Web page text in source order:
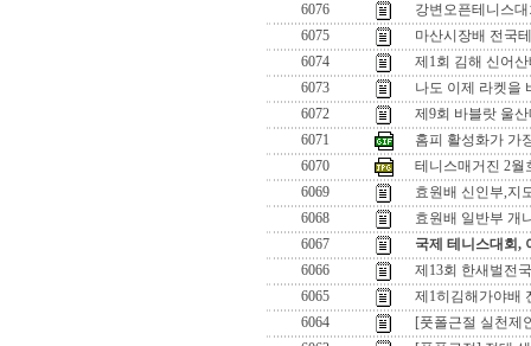
6076
강변오픈테니스
6075
마산시장배 전국
6074
제1회 김해 신어
6073
나도 이제 라켓을
6072
제9회 바블랏 울
6071
홈피 활성화가 가
6070
테니스매거진 2월
6069
효원배 신인부,지
6068
효원배 일반부 개
6067
국제 테니스대회,
6066
제13회 한새벌전
6065
제1히김해가야배
6064
[풋폴근절 실천제